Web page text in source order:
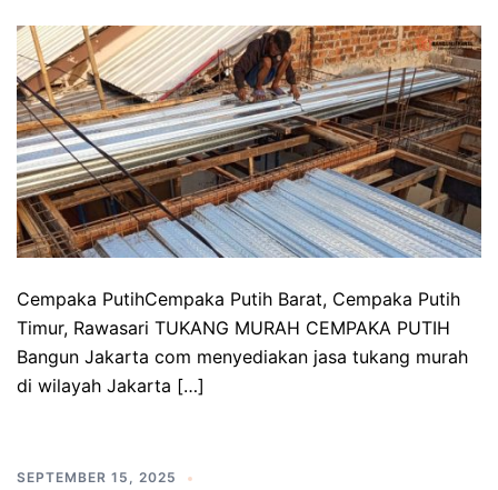
Cempaka PutihCempaka Putih Barat, Cempaka Putih
Timur, Rawasari TUKANG MURAH CEMPAKA PUTIH
Bangun Jakarta com menyediakan jasa tukang murah
di wilayah Jakarta […]
SEPTEMBER 15, 2025